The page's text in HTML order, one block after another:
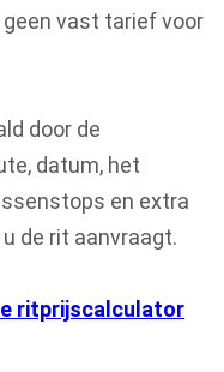
vast tarief voor
door de
datum, het
en extra
de rit aanvraagt.
ritprijscalculator